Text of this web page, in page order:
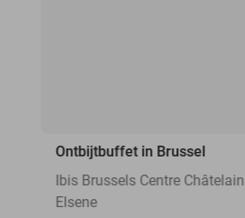
Ontbijtbuffet in Brussel
Ibis Brussels Centre Châtelain
Elsene